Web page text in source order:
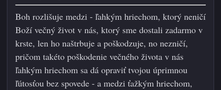
Boh rozlišuje medzi - ľahkým hriechom, ktorý neničí
Boží večný život v nás, ktorý sme dostali zadarmo v
krste, len ho naštrbuje a poškodzuje, no nezničí,
pričom takéto poškodenie večného života v nás
ľahkým hriechom sa dá opraviť tvojou úprimnou
ľútosťou bez spovede - a medzi ťažkým hriechom,